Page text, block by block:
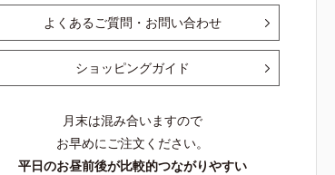
よくあるご質問・お問い合わせ
ショッピングガイド
月末は混み合いますので
お早めにご注文ください。
平日のお昼前後が比較的つながりやすい